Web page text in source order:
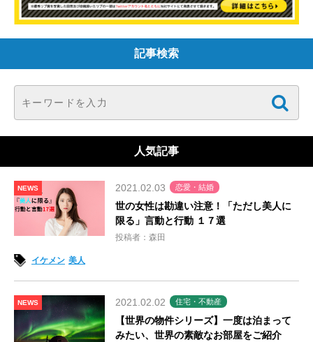
記事検索
人気記事
NEWS 2021.02.03 恋愛・結婚
世の女性は勘違い注意！「ただし美人に
限る」言動と行動 １７選
投稿者：森田
イケメン 美人
NEWS 2021.02.02 住宅・不動産
【世界の物件シリーズ】一度は泊まって
みたい、世界の素敵なお部屋をご紹介